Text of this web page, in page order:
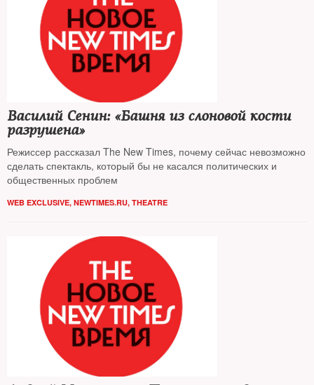
Василий Сенин: «Башня из слоновой кости
разрушена»
Режиссер рассказал The New Times, почему сейчас невозможно
сделать спектакль, который бы не касался политических и
общественных проблем
WEB EXCLUSIVE, NEWTIMES.RU, THEATRE